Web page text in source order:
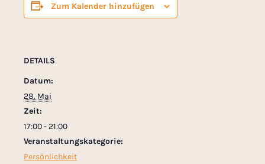
Zum Kalender hinzufügen
DETAILS
Datum:
28. Mai
Zeit:
17:00 - 21:00
Veranstaltungskategorie:
Persönlichkeit